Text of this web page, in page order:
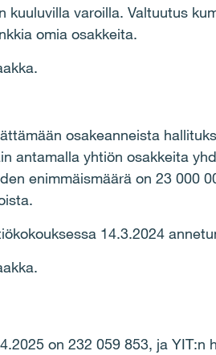
kuuluvilla varoilla. Valtuutus
omia osakkeita.
osakeanneista
antamalla yhtiön osakkeita
enimmäismäärä on 23 000
14.3.2024
on 232 059 853, ja YIT:n